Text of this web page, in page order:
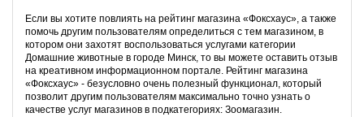
Если вы хотите повлиять на рейтинг магазина «Фоксхаус», а также
помочь другим пользователям определиться с тем магазином, в
котором они захотят воспользоваться услугами категории
Домашние животные в городе Минск, то вы можете оставить отзыв
на креативном информационном портале. Рейтинг магазина
«Фоксхаус» - безусловно очень полезный функционал, который
позволит другим пользователям максимально точно узнать о
качестве услуг магазинов в подкатегориях: Зоомагазин.